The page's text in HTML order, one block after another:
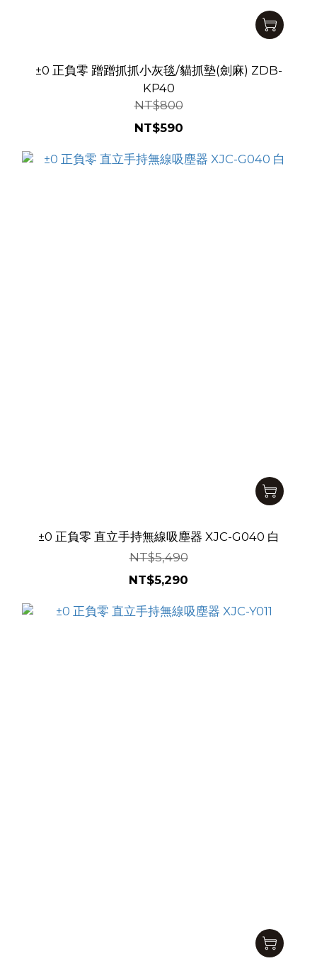
±0 正負零 蹭蹭抓抓小灰毯/貓抓墊(劍麻) ZDB-
KP40
NT$800
NT$590
±0 正負零 直立手持無線吸塵器 XJC-G040 白
NT$5,490
NT$5,290